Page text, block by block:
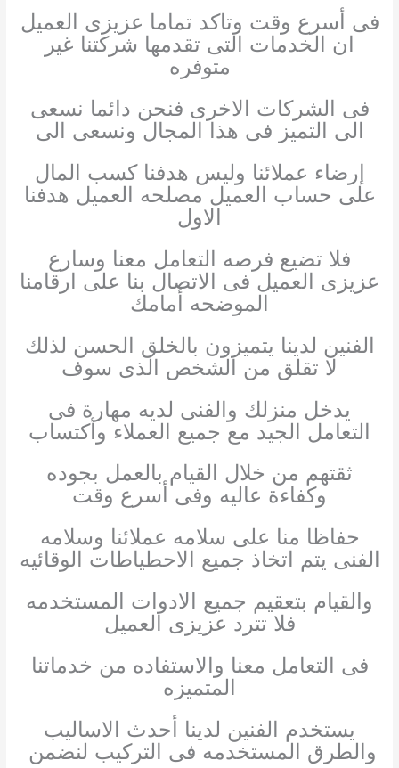
فى أسرع وقت وتاكد تماما عزيزى العميل
ان الخدمات التى تقدمها شركتنا غير
متوفره
فى الشركات الاخرى فنحن دائما نسعى
الى التميز فى هذا المجال ونسعى الى
إرضاء عملائنا وليس هدفنا كسب المال
على حساب العميل مصلحه العميل هدفنا
الاول
فلا تضيع فرصه التعامل معنا وسارع
عزيزى العميل فى الاتصال بنا على ارقامنا
الموضحه أمامك
الفنين لدينا يتميزون بالخلق الحسن لذلك
لا تقلق من الشخص الذى سوف
يدخل منزلك والفنى لديه مهارة فى
التعامل الجيد مع جميع العملاء وأكتساب
ثقتهم من خلال القيام بالعمل بجوده
وكفاءة عاليه وفى أسرع وقت
حفاظا منا على سلامه عملائنا وسلامه
الفنى يتم اتخاذ جميع الاحطياطات الوقائيه
والقيام بتعقيم جميع الادوات المستخدمه
فلا تترد عزيزى العميل
فى التعامل معنا والاستفاده من خدماتنا
المتميزه
يستخدم الفنين لدينا أحدث الاساليب
والطرق المستخدمه فى التركيب لنضمن